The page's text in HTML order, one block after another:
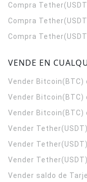
Compra
Compra
Compra
VENDE EN
Vender Bitcoin(BTC)
Vender Bitcoin(BTC)
Vender Bitcoin(BTC)
Vender
Vender
Vender
Vender saldo de